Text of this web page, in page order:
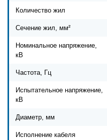
Количество жил
Сечение жил, мм²
Номинальное напряжение,
кВ
Частота, Гц
Испытательное напряжение,
кВ
Диаметр, мм
Исполнение кабеля